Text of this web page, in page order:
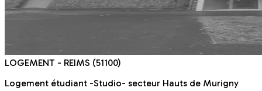
LOGEMENT - REIMS (51100)
Logement étudiant -Studio- secteur Hauts de Murigny